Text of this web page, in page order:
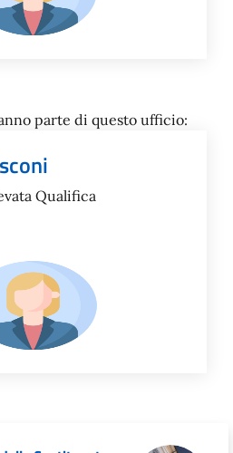
parte di questo ufficio:
Qualifica